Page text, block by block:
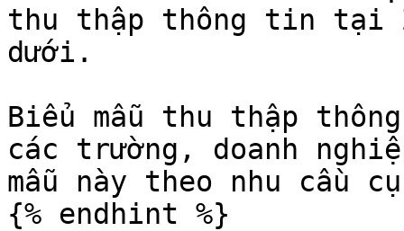
thu thập thông tin tại
dưới.
Biểu mẫu thu thập
các trường, doanh
mẫu này theo nhu cầu
{% endhint %}